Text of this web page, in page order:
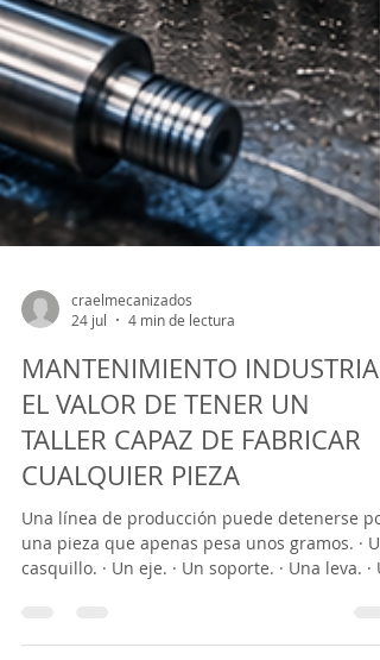
24 jul
4 min de lectura
MANTENIMIENTO
EL VALOR DE TENER UN
TALLER CAPAZ DE FABRICAR
CUALQUIER PIEZA
Una línea de producción puede detenerse por
útil. No importa el tamaño del componente.